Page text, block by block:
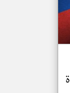
الساعة
والمباشرة